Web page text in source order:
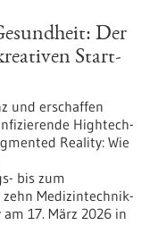
Der
Start-
und erschaffen
Hightech-
Reality: Wie
bis zum
Medizintechnik-
17. März 2026 in